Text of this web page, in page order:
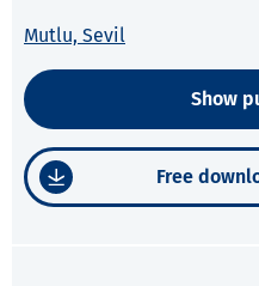
Mutlu, Sevil
Show
Free